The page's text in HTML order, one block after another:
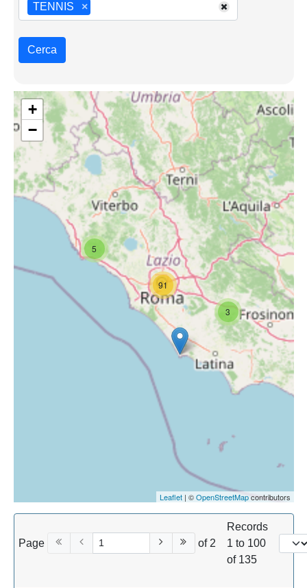
×
TENNIS
Cerca
5
3
91
+
−
Leaflet| ©OpenStreetMapcontributors
Page of 2
Records
1 to 100
of 135